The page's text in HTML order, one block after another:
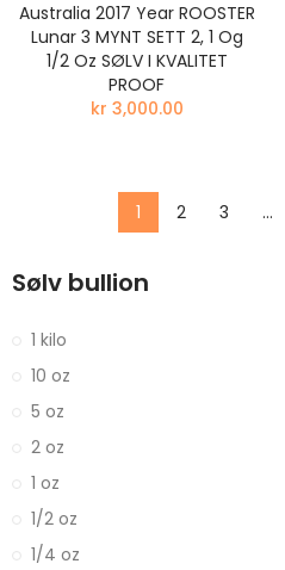
Australia 2017 Year ROOSTER
Lunar 3 MYNT SETT 2, 1 Og
1/2 Oz SØLV I KVALITET
PROOF
kr 3,000.00
1 2 3 …
Sølv bullion
1 kilo
10 oz
5 oz
2 oz
1 oz
1/2 oz
1/4 oz